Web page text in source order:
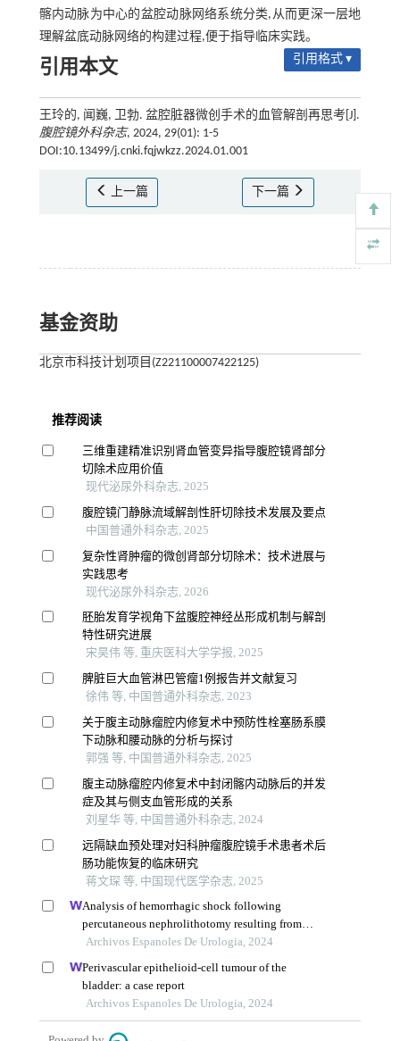
髂内动脉为中心的盆腔动脉网络系统分类,从而更深一层地
理解盆底动脉网络的构建过程,便于指导临床实践。
引用本文 引用格式 ▾
王玲的, 闻巍, 卫勃. 盆腔脏器微创手术的血管解剖再思考[J].
腹腔镜外科杂志, 2024, 29(01): 1-5
DOI:10.13499/j.cnki.fqjwkzz.2024.01.001
上一篇 下一篇
基金资助
北京市科技计划项目(Z221100007422125)